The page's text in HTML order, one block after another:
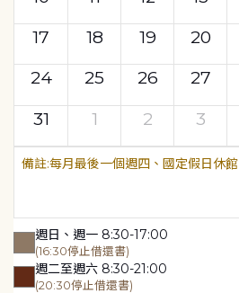
17
18 19 20
24
25 26 27
31
1 2 3
每月最後一個週四、國定假日休館
週日、週一 8:30-17:00
(16:30停止借還書)
週二至週六 8:30-21:00
(20:30停止借還書)